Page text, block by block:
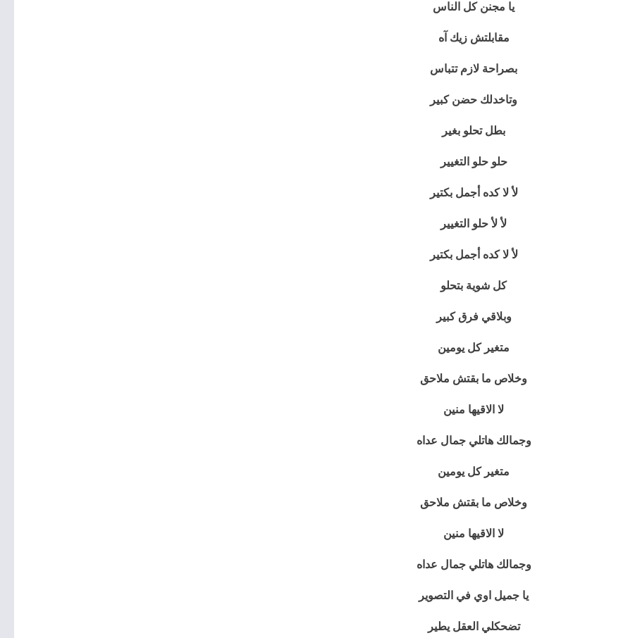
يا مجنن كل الناس
مقابلتش زيك آه
بصراحة لازم تتباس
وتاخدلك حضن كبير
بطل تحلو بغير
حلو حلو التغيير
لأ لا كده أجمل بكتير
لأ لأ حلو التغيير
لأ لا كده أجمل بكتير
كل شوية بتحلو
وبلاقي فرق كبير
متغير كل يومين
وخلاص ما بقتش ملاحق
لا الاقيها منين
وجمالك هاتلي جمال عداه
متغير كل يومين
وخلاص ما بقتش ملاحق
لا الاقيها منين
وجمالك هاتلي جمال عداه
يا جميل اوي في التصوير
تضحكلي العقل يطير